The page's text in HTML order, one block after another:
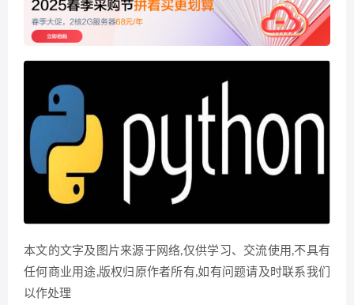
本文的文字及图片来源于网络,仅供学习、交流使用,不具有
任何商业用途,版权归原作者所有,如有问题请及时联系我们
以作处理